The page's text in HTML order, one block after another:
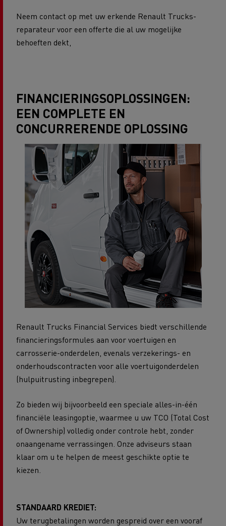
Neem contact op met uw erkende Renault Trucks-
reparateur voor een offerte die al uw mogelijke
behoeften dekt,
FINANCIERINGSOPLOSSINGEN:
EEN COMPLETE EN
CONCURRERENDE OPLOSSING
Renault Trucks Financial Services biedt verschillende
financieringsformules aan voor voertuigen en
carrosserie-onderdelen, evenals verzekerings- en
onderhoudscontracten voor alle voertuigonderdelen
(hulpuitrusting inbegrepen).
Zo bieden wij bijvoorbeeld een speciale alles-in-één
financiële leasingoptie, waarmee u uw TCO (Total Cost
of Ownership) volledig onder controle hebt, zonder
onaangename verrassingen. Onze adviseurs staan
klaar om u te helpen de meest geschikte optie te
kiezen.
STANDAARD KREDIET:
Uw terugbetalingen worden gespreid over een vooraf